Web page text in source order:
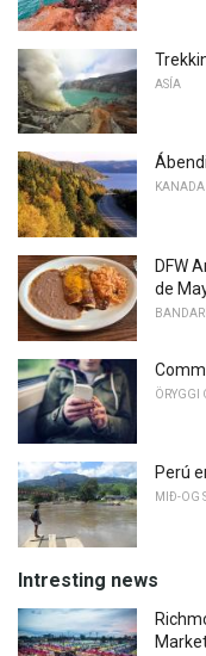
ASÍA
KANADA
DFW
de
ÖRYGGI
Perú
MIÐ-OG
Intresting news